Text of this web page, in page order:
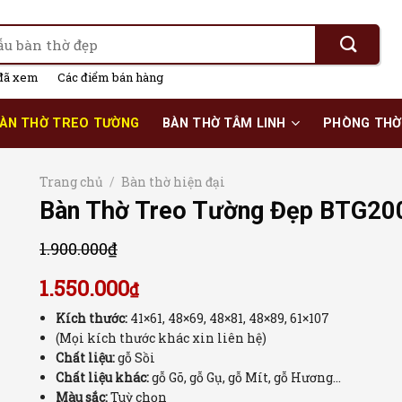
xem Các điểm bán hàng
THỜ TREO TƯỜNG BÀN THỜ TÂM LINH PHÒNG THỜ
Trang chủ / Bàn thờ hiện đại
Bàn Thờ Treo Tường Đẹp
1.900.000₫
1.550.000₫
Kích thước: 41×61, 48×69, 48×81, 48×89, 61×107
(Mọi kích thước khác xin liên hệ)
Chất liệu:gỗ Sồi
Chất liệu khác:gỗ Gõ, gỗ Gụ, gỗ Mít, gỗ Hương…
Màu sắc:Tuỳ chọn